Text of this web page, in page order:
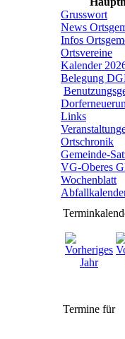
Grusswort
News
Infos
Ortsvereine
Kalender
Belegung
Links
Ortschronik
Gemeinde-
VG-Oberes
Wochenblatt
Termine für